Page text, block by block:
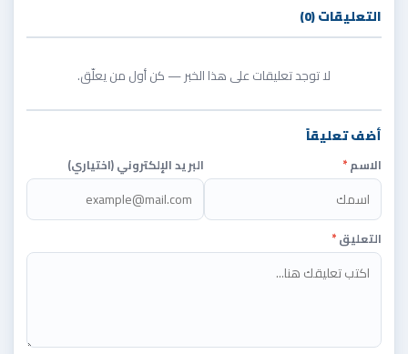
التعليقات (0)
لا توجد تعليقات على هذا الخبر — كن أول من يعلّق.
أضف تعليقاً
الاسم* البريد الإلكتروني (اختياري)
التعليق*